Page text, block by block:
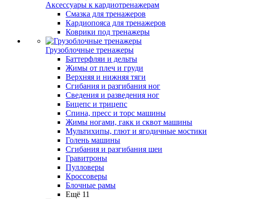
Аксессуары к кардиотренажерам
Смазка для тренажеров
Кардиопояса для тренажеров
Коврики под тренажеры
Грузоблочные тренажеры
Баттерфляи и дельты
Жимы от плеч и груди
Верхняя и нижняя тяги
Сгибания и разгибания ног
Сведения и разведения ног
Бицепс и трицепс
Спина, пресс и торс машины
Жимы ногами, гакк и сквот машины
Мультихипы, глют и ягодичные мостики
Голень машины
Сгибания и разгибания шеи
Гравитроны
Пулловеры
Кроссоверы
Блочные рамы
Ещё 11